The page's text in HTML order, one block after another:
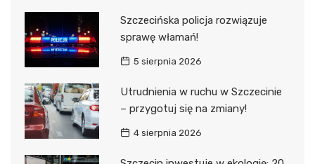
Szczecińska policja rozwiązuje
sprawę włamań!
5 sierpnia 2026
Utrudnienia w ruchu w Szczecinie
– przygotuj się na zmiany!
4 sierpnia 2026